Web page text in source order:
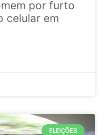
por furto
celular em
ELEIÇÕES